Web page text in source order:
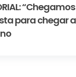
para chegar